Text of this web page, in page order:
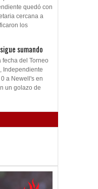
del
quedó con
cercana a
los
sumando
fecha del Torneo
Independiente
a Newell's en
un golazo de